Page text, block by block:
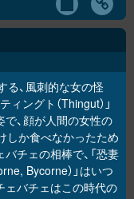
、風刺的な女の怪
ィングト（Thingut）」
、顔が人間の女性の
しか食べなかったため
チェの相棒で、「恐妻
Bycorne）」はいつ
ェバチェはこの時代の